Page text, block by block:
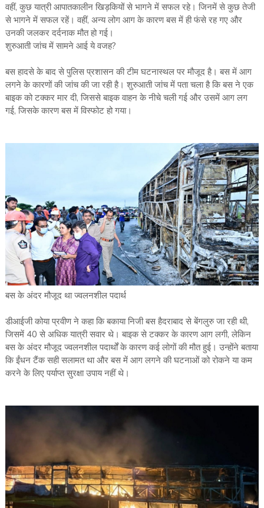
वहीं, कुछ यात्री आपातकालीन खिड़कियों से भागने में सफल रहे। जिनमें से कुछ तेजी
से भागने में सफल रहें। वहीं, अन्य लोग आग के कारण बस में ही फंसे रह गए और
उनकी जलकर दर्दनाक मौत हो गई।
शुरुआती जांच में सामने आई ये वजह?
बस हादसे के बाद से पुलिस प्रशासन की टीम घटनास्थल पर मौजूद है। बस में आग
लगने के कारणों की जांच की जा रही है। शुरुआती जांच में पता चला है कि बस ने एक
बाइक को टक्कर मार दी, जिससे बाइक वाहन के नीचे चली गई और उसमें आग लग
गई, जिसके कारण बस में विस्फोट हो गया।
बस के अंदर मौजूद था ज्वलनशील पदार्थ
डीआईजी कोया प्रवीण ने कहा कि बकाया निजी बस हैदराबाद से बेंगलुरु जा रही थी,
जिसमें 40 से अधिक यात्री सवार थे। बाइक से टक्कर के कारण आग लगी, लेकिन
बस के अंदर मौजूद ज्वलनशील पदार्थों के कारण कई लोगों की मौत हुई। उन्होंने बताया
कि ईंधन टैंक सही सलामत था और बस में आग लगने की घटनाओं को रोकने या कम
करने के लिए पर्याप्त सुरक्षा उपाय नहीं थे।